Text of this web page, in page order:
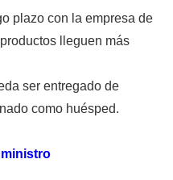
plazo con la empresa de
lleguen más
ser entregado de
como huésped.